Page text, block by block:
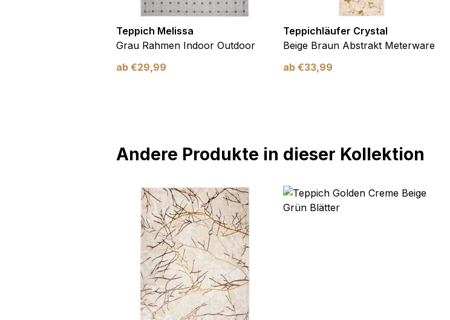
Teppich Melissa
Grau Rahmen Indoor Outdoor
ab €29,99
Teppichläufer Crystal
Beige Braun Abstrakt Meterware
ab €33,99
Andere Produkte in dieser Kollektion